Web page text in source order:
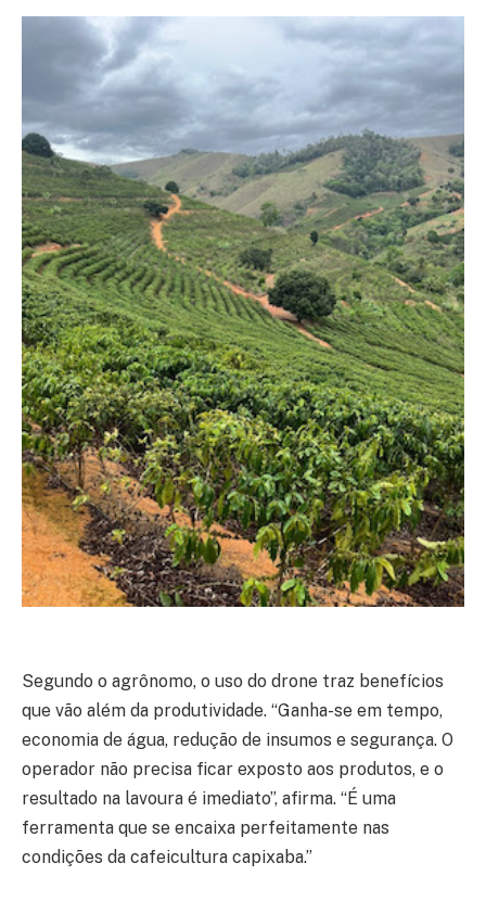
Segundo o agrônomo, o uso do drone traz benefícios
que vão além da produtividade. “Ganha-se em tempo,
economia de água, redução de insumos e segurança. O
operador não precisa ficar exposto aos produtos, e o
resultado na lavoura é imediato”, afirma. “É uma
ferramenta que se encaixa perfeitamente nas
condições da cafeicultura capixaba.”